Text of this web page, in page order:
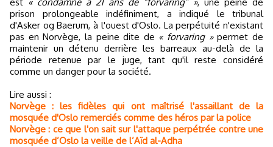
prison prolongeable indéfiniment, a indiqué le tribunal
d'Asker og Baerum, à l'ouest d'Oslo. La perpétuité n'existant
pas en Norvège, la peine dite de « forvaring »permet de
maintenir un détenu derrière les barreaux au-delà de la
période retenue par le juge, tant qu'il reste considéré
comme un danger pour la société.
Lire aussi :
Norvège : les fidèles qui ont maîtrisé l'assaillant de la
mosquée d'Oslo remerciés comme des héros par la police
Norvège : ce que l'on sait sur l'attaque perpétrée contre une
mosquée d’Oslo la veille de l’Aïd al-Adha